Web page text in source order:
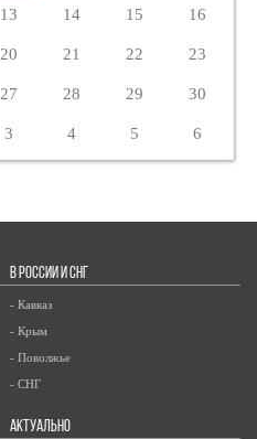
13 14 15 16
20 21 22 23
27 28 29 30
3 4 5 6
В РОССИИ И СНГ
- Кавказ
- Крым
- Поволжье
- СНГ
АКТУАЛЬНО